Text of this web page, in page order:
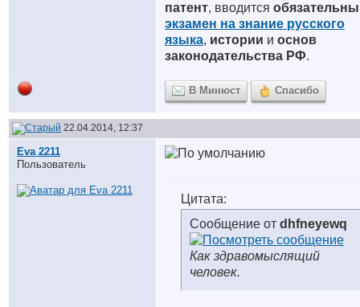
патент, вводится
экзамен на знание русского
языка, истории и основ
законодательства РФ.
В Минюст Спасибо
22.04.2014, 12:37
Eva 2211
Пользователь
Цитата:
Сообщение от dhfneyewq
Как здравомыслящий
человек.